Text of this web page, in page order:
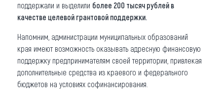
поддержали и выделили более 200 тысяч рублей в
качестве целевой грантовой поддержки.
Напомним, администрации муниципальных образований
края имеют возможность оказывать адресную финансовую
поддержку предпринимателям своей территории, привлекая
дополнительные средства из краевого и федерального
бюджетов на условиях софинансирования.